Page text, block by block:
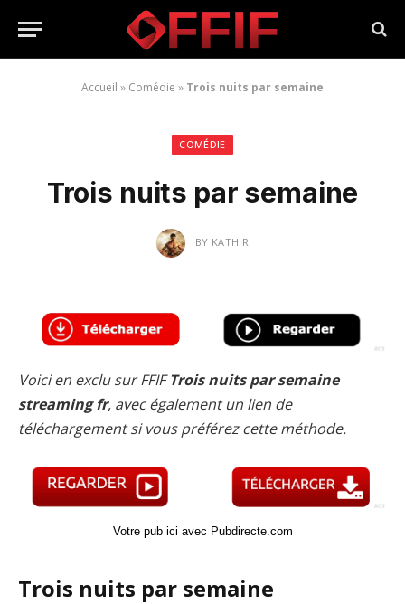
Accueil » Comédie » Trois nuits par semaine
COMÉDIE
Trois nuits par semaine
BY KATHIR
Voici en exclu sur FFIFTrois nuits par semaine
streaming fr, avec également un lien de
téléchargement si vous préférez cette méthode.
Votre pub ici avec Pubdirecte.com
Trois nuits par semaine